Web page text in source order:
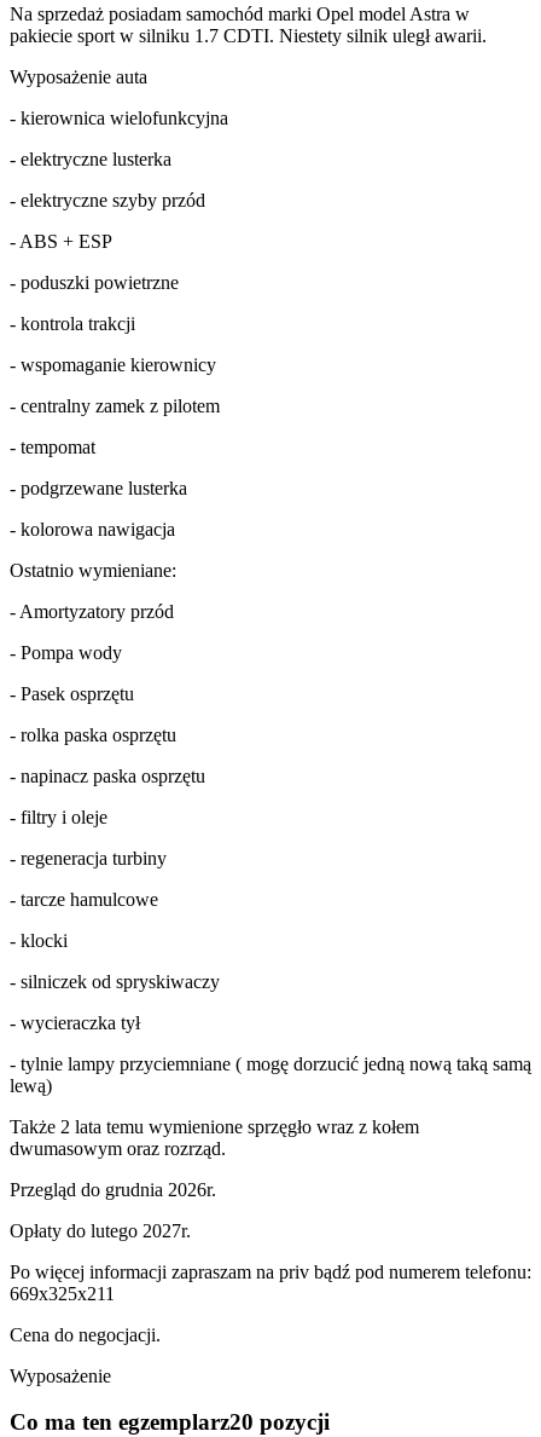
Na sprzedaż posiadam samochód marki Opel model Astra w
pakiecie sport w silniku 1.7 CDTI. Niestety silnik uległ awarii.
Wyposażenie auta
- kierownica wielofunkcyjna
- elektryczne lusterka
- elektryczne szyby przód
- ABS + ESP
- poduszki powietrzne
- kontrola trakcji
- wspomaganie kierownicy
- centralny zamek z pilotem
- tempomat
- podgrzewane lusterka
- kolorowa nawigacja
Ostatnio wymieniane:
- Amortyzatory przód
- Pompa wody
- Pasek osprzętu
- rolka paska osprzętu
- napinacz paska osprzętu
- filtry i oleje
- regeneracja turbiny
- tarcze hamulcowe
- klocki
- silniczek od spryskiwaczy
- wycieraczka tył
- tylnie lampy przyciemniane ( mogę dorzucić jedną nową taką samą
lewą)
Także 2 lata temu wymienione sprzęgło wraz z kołem
dwumasowym oraz rozrząd.
Przegląd do grudnia 2026r.
Opłaty do lutego 2027r.
Po więcej informacji zapraszam na priv bądź pod numerem telefonu:
669x325x211
Cena do negocjacji.
Wyposażenie
Co ma ten egzemplarz20 pozycji